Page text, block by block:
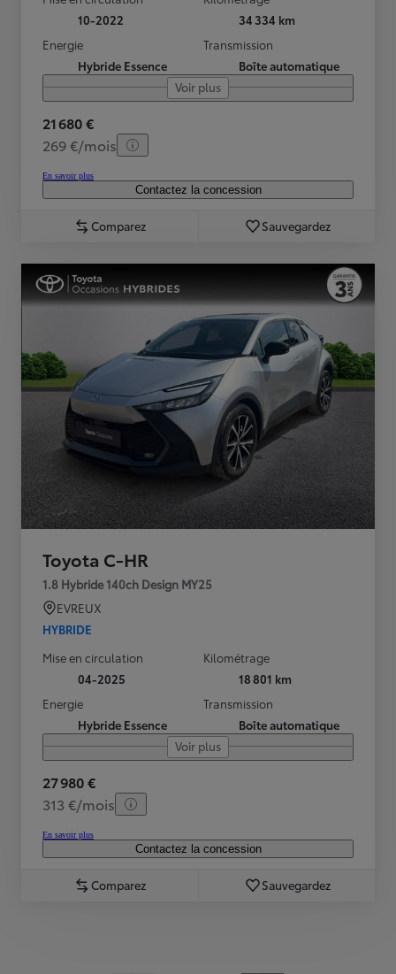
10-2022
34 334 km
Energie
Hybride Essence
Transmission
Boîte automatique
Voir plus
21 680 €
269 €/mois
En savoir plus
Contactez la concession
Comparez Sauvegardez
Toyota C-HR
1.8 Hybride 140ch Design MY25
EVREUX
HYBRIDE
Mise en circulation
04-2025
Kilométrage
18 801 km
Energie
Hybride Essence
Transmission
Boîte automatique
Voir plus
27 980 €
313 €/mois
En savoir plus
Contactez la concession
Comparez Sauvegardez